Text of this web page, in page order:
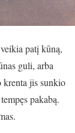
patį kūną,
guli, arba
krenta jis sunkio
pakabą.